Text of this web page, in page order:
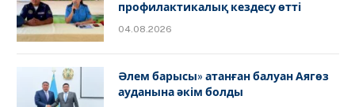
профилактикалық кездесу өтті
04.08.2026
Әлем барысы» атанған балуан Аягөз
ауданына әкім болды